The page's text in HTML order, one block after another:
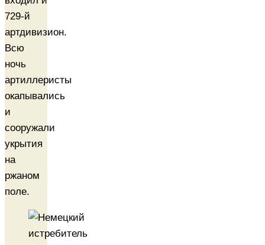
729-й
артдивизион.
Всю
ночь
артиллеристы
окапывались
и
сооружали
укрытия
на
ржаном
поле.